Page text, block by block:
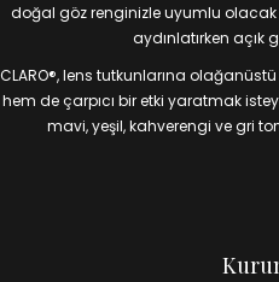
doğal göz renginizle uyumlu olacak
aydınlatırken açık
CLARO®, lens tutkunlarına
hem de çarpıcı bir etki yaratmak
mavi, yeşil, kahverengi ve gri